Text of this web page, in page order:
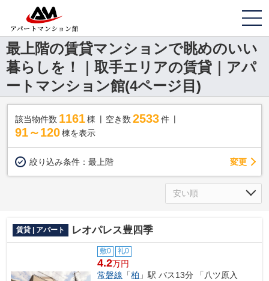
最上階の賃貸マンションで眺めのいい
暮らしを！｜取手エリアの賃貸｜アパ
ートマンション館(4ページ目)
該当物件数 1161棟 空き数 2533 件
91～120棟を表示
絞り込み条件： 最上階 変更
賃貸 | アパート レオパレス豊四季
敷0 礼0
4.2万円
常磐線 「柏 」駅 バス13分 「八ツ原入